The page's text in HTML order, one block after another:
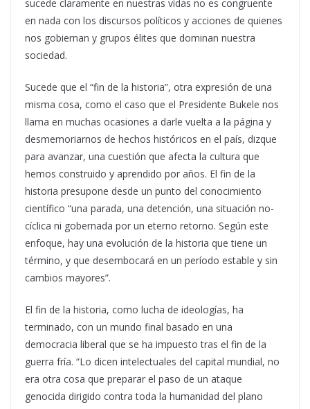
sucede claramente en nuestras vidas no es congruente
en nada con los discursos políticos y acciones de quienes
nos gobiernan y grupos élites que dominan nuestra
sociedad.
Sucede que el “fin de la historia”, otra ex­presión de una
misma cosa, como el caso que el Presidente Bukele nos
llama en muchas ocasiones a darle vuelta a la página y
desmemoriarnos de hechos históricos en el país, dizque
para avanzar, una cuestión que afecta la cultura que
hemos construido y aprendido por años. El fin de la
historia presupone desde un punto del conocimiento
científico “una parada, una detención, una situación no-
cíclica ni gobernada por un eterno retorno. Según este
enfoque, hay una evolución de la historia que tiene un
término, y que desembocará en un período estable y sin
cambios mayores”.
El fin de la historia, como lucha de ideologías, ha
terminado, con un mundo final basado en una
democracia liberal que se ha impuesto tras el fin de la
guerra fría. “Lo dicen intelectuales del capital mundial, no
era otra cosa que preparar el paso de un ataque
genocida dirigido contra toda la humanidad del plano